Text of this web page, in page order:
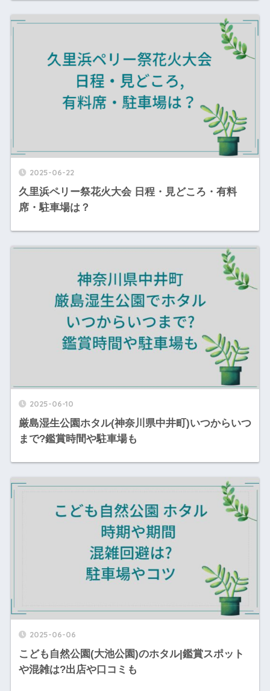
2025-06-22
久里浜ペリー祭花火大会 日程・見どころ・有料
席・駐車場は？
2025-06-10
厳島湿生公園ホタル(神奈川県中井町)いつからいつ
まで?鑑賞時間や駐車場も
2025-06-06
こども自然公園(大池公園)のホタル|鑑賞スポット
や混雑は?出店や口コミも